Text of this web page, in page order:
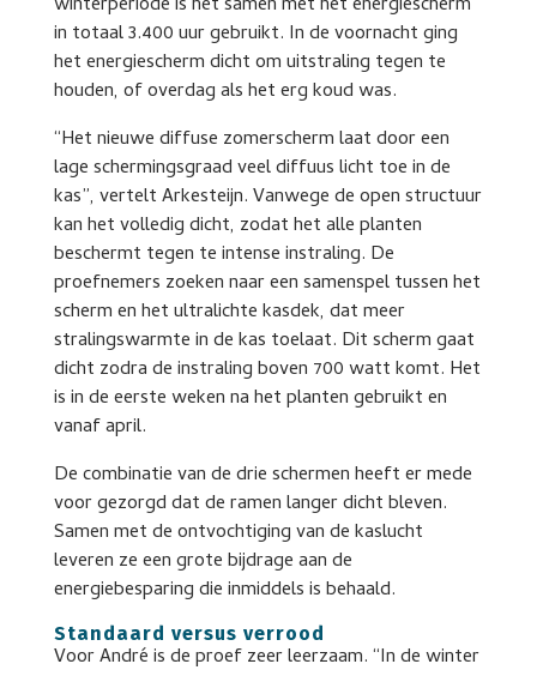
in totaal 3.400 uur gebruikt. In de voornacht ging
het energiescherm dicht om uitstraling tegen te
houden, of overdag als het erg koud was.
“Het nieuwe diffuse zomerscherm laat door een
lage schermingsgraad veel diffuus licht toe in de
kas”, vertelt Arkesteijn. Vanwege de open structuur
kan het volledig dicht, zodat het alle planten
beschermt tegen te intense instraling. De
proefnemers zoeken naar een samenspel tussen het
scherm en het ultralichte kasdek, dat meer
stralingswarmte in de kas toelaat. Dit scherm gaat
dicht zodra de instraling boven 700 watt komt. Het
is in de eerste weken na het planten gebruikt en
vanaf april.
De combinatie van de drie schermen heeft er mede
voor gezorgd dat de ramen langer dicht bleven.
Samen met de ontvochtiging van de kaslucht
leveren ze een grote bijdrage aan de
energiebesparing die inmiddels is behaald.
Standaard versus verrood
Voor André is de proef zeer leerzaam. “In de winter